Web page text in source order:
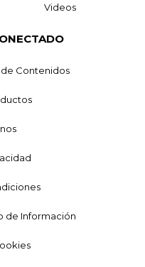
Videos
Contenidos
de Información